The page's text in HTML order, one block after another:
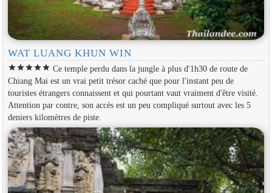
WAT LUANG KHUN WIN
starstarstarstarstar Ce temple perdu dans la jungle à plus d'1h30 de route de
Chiang Mai est un vrai petit trésor caché que pour l'instant peu de
touristes étrangers connaissent et qui pourtant vaut vraiment d'être visité.
Attention par contre, son accès est un peu compliqué surtout avec les 5
deniers kilomètres de piste.